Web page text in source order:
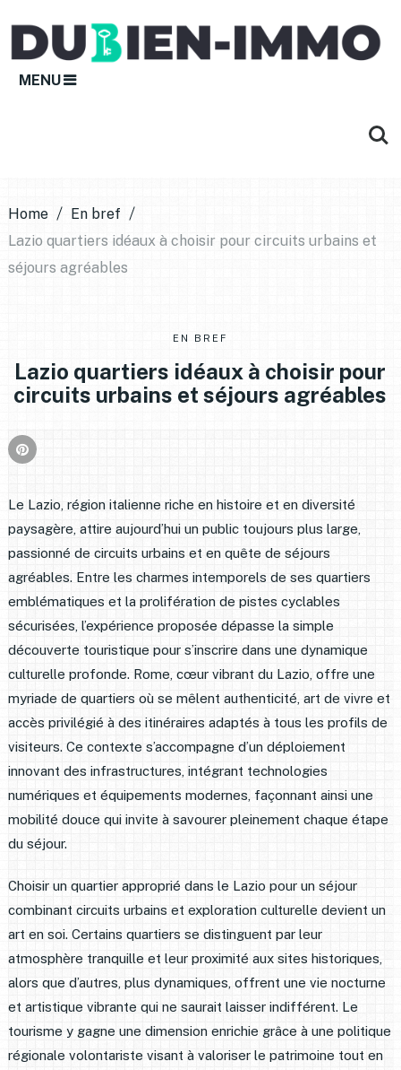
MENU
Home
En bref
Lazio quartiers idéaux à choisir pour circuits urbains et
séjours agréables
EN BREF
Lazio quartiers idéaux à choisir pour
circuits urbains et séjours agréables
Le Lazio, région italienne riche en histoire et en diversité
paysagère, attire aujourd’hui un public toujours plus large,
passionné de circuits urbains et en quête de séjours
agréables. Entre les charmes intemporels de ses quartiers
emblématiques et la prolifération de pistes cyclables
sécurisées, l’expérience proposée dépasse la simple
découverte touristique pour s’inscrire dans une dynamique
culturelle profonde. Rome, cœur vibrant du Lazio, offre une
myriade de quartiers où se mêlent authenticité, art de vivre et
accès privilégié à des itinéraires adaptés à tous les profils de
visiteurs. Ce contexte s’accompagne d’un déploiement
innovant des infrastructures, intégrant technologies
numériques et équipements modernes, façonnant ainsi une
mobilité douce qui invite à savourer pleinement chaque étape
du séjour.
Choisir un quartier approprié dans le Lazio pour un séjour
combinant circuits urbains et exploration culturelle devient un
art en soi. Certains quartiers se distinguent par leur
atmosphère tranquille et leur proximité aux sites historiques,
alors que d’autres, plus dynamiques, offrent une vie nocturne
et artistique vibrante qui ne saurait laisser indifférent. Le
tourisme y gagne une dimension enrichie grâce à une politique
régionale volontariste visant à valoriser le patrimoine tout en